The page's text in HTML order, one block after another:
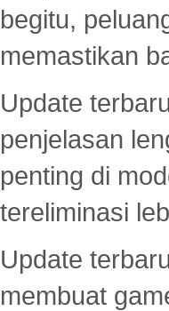
begitu,
memastikan
Update
penjelasan
penting di
tereliminasi
Update
membuat